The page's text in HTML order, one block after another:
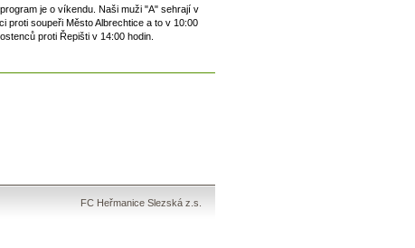
je o víkendu. Naši muži "A" sehrají v
proti soupeři Město Albrechtice a to v 10:00
proti Řepišti v 14:00 hodin.
FC Heřmanice Slezská z.s.